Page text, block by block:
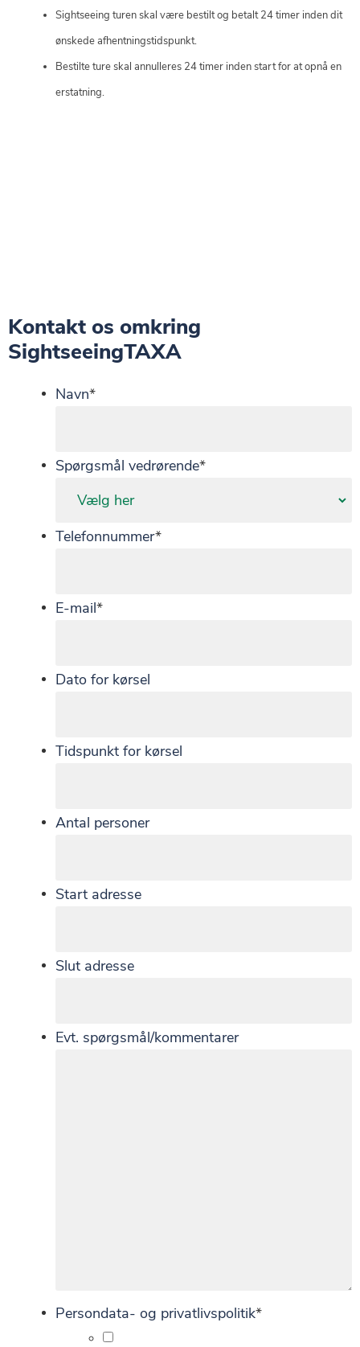
Sightseeing turen skal være bestilt og betalt 24 timer inden dit
ønskede afhentningstidspunkt.
Bestilte ture skal annulleres 24 timer inden start for at opnå en
erstatning.
Kontakt os omkring
SightseeingTAXA
Navn*
Spørgsmål vedrørende*
Telefonnummer*
E-mail*
Dato for kørsel
Tidspunkt for kørsel
Antal personer
Start adresse
Slut adresse
Evt. spørgsmål/kommentarer
Persondata- og privatlivspolitik*